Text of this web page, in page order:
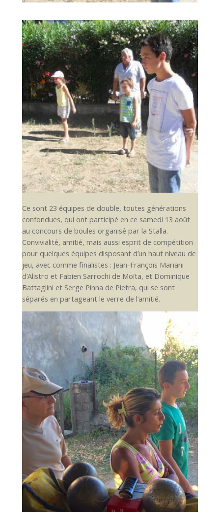
Ce sont 23 équipes de double, toutes générations
confondues, qui ont participé en ce samedi 13 août
au concours de boules organisé par la Stalla.
Convivialité, amitié, mais aussi esprit de compétition
pour quelques équipes disposant d’un haut niveau de
jeu, avec comme finalistes : Jean-François Mariani
d’Alistro et Fabien Sarrochi de Moïta, et Dominique
Battaglini et Serge Pinna de Pietra, qui se sont
séparés en partageant le verre de l’amitié.